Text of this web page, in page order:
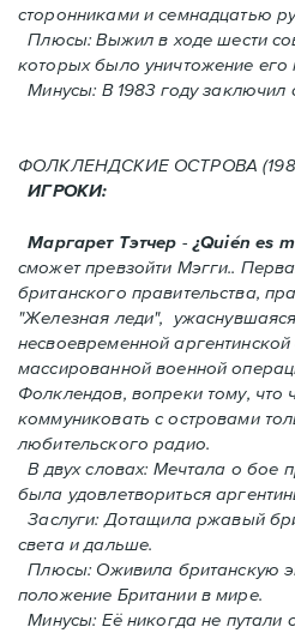
сторонниками и семнадцатью
Плюсы: Выжил в ходе шести
которых было уничтожение его
Минусы: В 1983 году заключил
ФОЛКЛЕНДСКИЕ ОСТРОВА
ИГРОКИ:
Маргарет Тэтчер -¿Quién es
сможет превзойти Мэгги..
британского правительства,
"Железная леди", ужаснувшаяся
несвоевременной
массированной военной
Фолклендов, вопреки тому, что
коммуниковать с островами
любительского радио.
В двух словах: Мечтала о бое
была удовлетвориться
Заслуги: Дотащила ржавый
света и дальше.
Плюсы: Оживила британскую
положение Британии в мире.
Минусы: Её никогда не путали